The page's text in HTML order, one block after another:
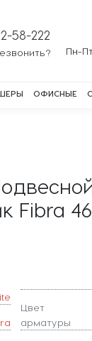
58-222
Пн-
ОФИСНЫЕ
Fibra
Цвет
арматуры